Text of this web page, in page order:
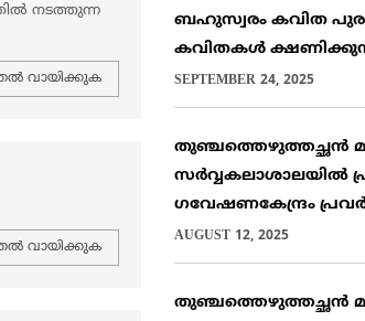
നടത്തുന്ന
വായിക്കുക
വായിക്കുക
ബഹുസ്വരം കവിത
കവിതകൾ
SEPTEMBER 24, 2025
തുഞ്ചത്തെഴുത്തച്ഛൻ
സർവ്വകലാശാലയിൽ
ഗവേഷണകേന്ദ്രം
AUGUST 12, 2025
തുഞ്ചത്തെഴുത്തച്ഛൻ